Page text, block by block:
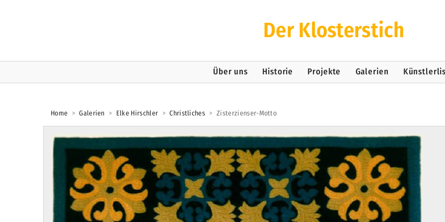
Der Klosterstich
Über uns Historie Projekte Galerien
Home > Galerien > Elke Hirschler > Christliches > Zisterzienser-Motto